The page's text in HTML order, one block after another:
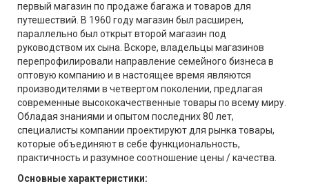
первый магазин по продаже багажа и товаров для
путешествий. В 1960 году магазин был расширен,
параллельно был открыт второй магазин под
руководством их сына. Вскоре, владельцы магазинов
перепрофилировали направление семейного бизнеса в
оптовую компанию и в настоящее время являются
производителями в четвертом поколении, предлагая
современные высококачественные товары по всему миру.
Обладая знаниями и опытом последних 80 лет,
специалисты компании проектируют для рынка товары,
которые объединяют в себе функциональность,
практичность и разумное соотношение цены / качества.
Основные характеристики: